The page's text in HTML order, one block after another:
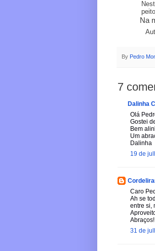
Na
By Pedro
7
Dalinha
Olá
Gostei
Bem
Um
Dalinha
19 de
Caro
Ah se
entre si,
Abraços!
31 de